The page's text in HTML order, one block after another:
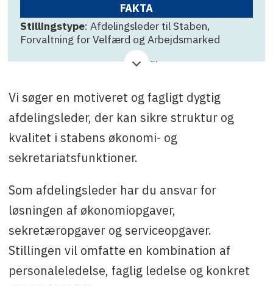
FAKTA
Stillingstype: Afdelingsleder til Staben,
Forvaltning for Velfærd og Arbejdsmarked
Virksomhed: Kommuneqarfik Sermersooq
Ansøgningsfrist
: 25. september
Kontakt: Lise Buchardt, tlf. +299 36 71 72 eller
e-mail: libt@sermersooq.gl
Vi søger en motiveret og fagligt dygtig
afdelingsleder, der kan sikre struktur og
kvalitet i stabens økonomi- og
sekretariatsfunktioner.
Som afdelingsleder har du ansvar for
løsningen af økonomiopgaver,
sekretæropgaver og serviceopgaver.
Stillingen vil omfatte en kombination af
personaleledelse, faglig ledelse og konkret